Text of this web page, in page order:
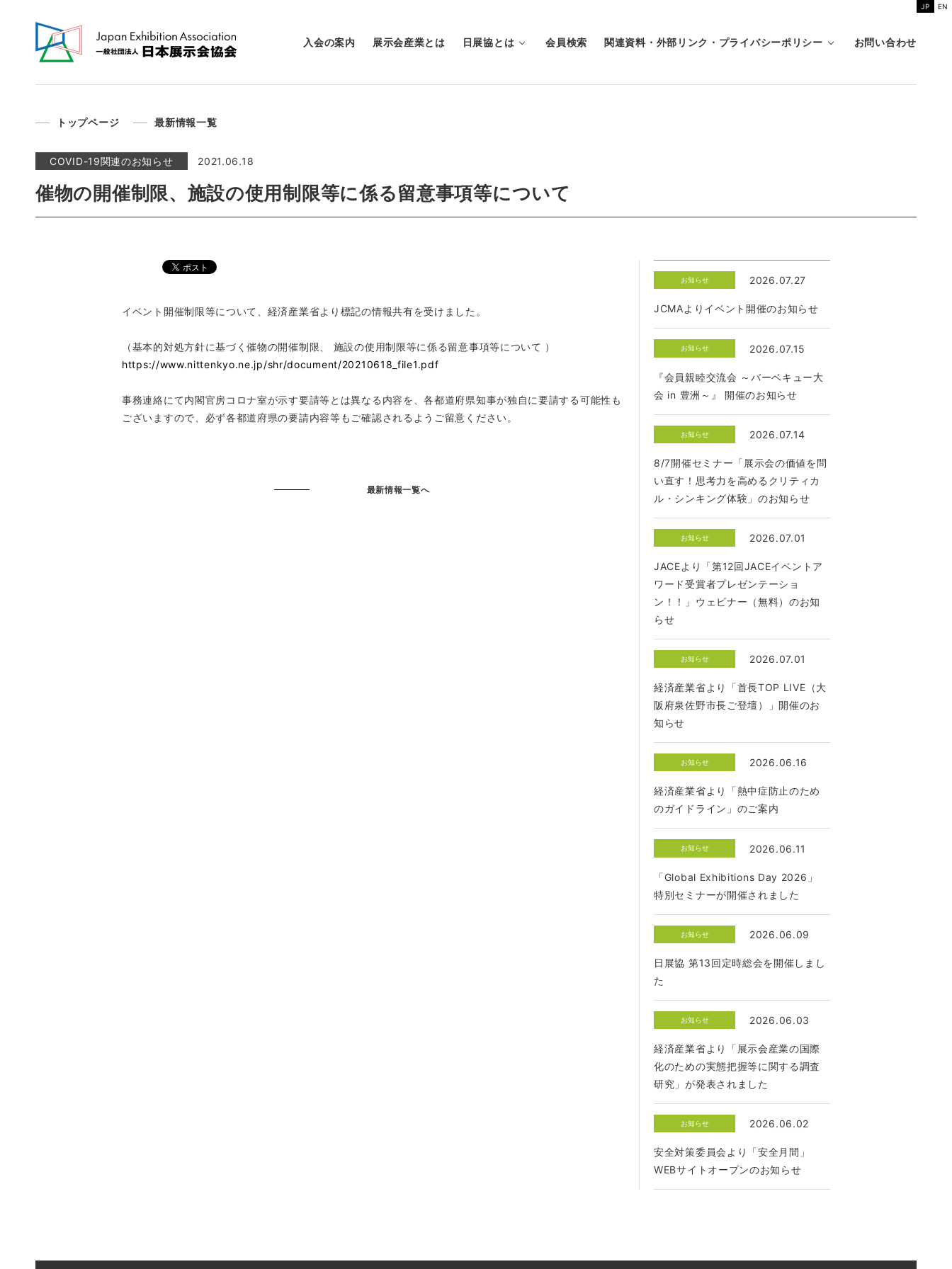
入会の案内 展示会産業とは 日展協とは 会員検索 関連資料・外部リンク・プライバシーポリシー お問い合わせ
JP EN
トップページ 最新情報一覧
COVID-19関連のお知らせ 2021.06.18
催物の開催制限、施設の使用制限等に係る留意事項等について
イベント開催制限等について、経済産業省より標記の情報共有を受けました。
（基本的対処方針に基づく催物の開催制限、 施設の使用制限等に係る留意事項等について ）
https://www.nittenkyo.ne.jp/shr/document/20210618_file1.pdf
事務連絡にて内閣官房コロナ室が示す要請等とは異なる内容を、各都道府県知事が独自に要請する可能性も
ございますので、必ず各都道府県の要請内容等もご確認されるようご留意ください。
最新情報一覧へ
お知らせ 2026.07.27
JCMAよりイベント開催のお知らせ
お知らせ 2026.07.15
『会員親睦交流会 ～バーベキュー大
会 in 豊洲～』 開催のお知らせ
お知らせ 2026.07.14
8/7開催セミナー「展示会の価値を問
い直す！思考力を高めるクリティカ
ル・シンキング体験」のお知らせ
お知らせ 2026.07.01
JACEより「第12回JACEイベントア
ワード受賞者プレゼンテーショ
ン！！」ウェビナー（無料）のお知
らせ
お知らせ 2026.07.01
経済産業省より「首長TOP LIVE（大
阪府泉佐野市長ご登壇）」開催のお
知らせ
お知らせ 2026.06.16
経済産業省より「熱中症防止のため
のガイドライン」のご案内
お知らせ 2026.06.11
「Global Exhibitions Day 2026」
特別セミナーが開催されました
お知らせ 2026.06.09
日展協 第13回定時総会を開催しまし
た
お知らせ 2026.06.03
経済産業省より「展示会産業の国際
化のための実態把握等に関する調査
研究」が発表されました
お知らせ 2026.06.02
安全対策委員会より「安全月間」
WEBサイトオープンのお知らせ